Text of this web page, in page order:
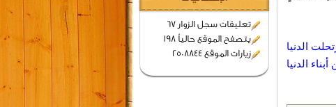
تعليقات سجل الزوار 67
يتصفح الموقع حالياً 198
زيارات الموقع 2508844
الدنيا
الدنيا